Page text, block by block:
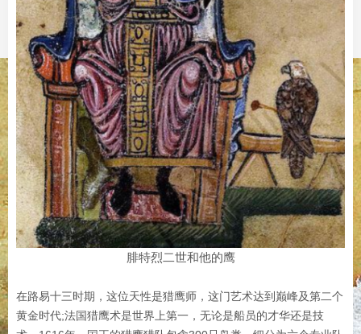
腓特烈二世和他的鹰
在路易十三时期，这位天性是猎鹰师，这门艺术达到巅峰及第二个
黄金时代;法国猎鹰术是世界上第一，无论是船员的才华还是技